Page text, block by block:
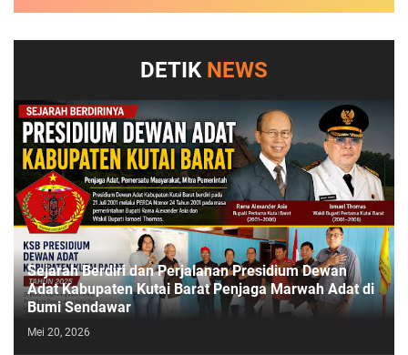
DETIK NEWS
Sejarah Berdiri dan Perjalanan Presidium Dewan
Adat Kabupaten Kutai Barat Penjaga Marwah Adat di
Bumi Sendawar
Mei 20, 2026